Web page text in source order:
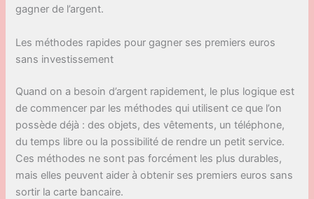
gagner de l’argent.
Les méthodes rapides pour gagner ses premiers euros
sans investissement
Quand on a besoin d’argent rapidement, le plus logique est
de commencer par les méthodes qui utilisent ce que l’on
possède déjà : des objets, des vêtements, un téléphone,
du temps libre ou la possibilité de rendre un petit service.
Ces méthodes ne sont pas forcément les plus durables,
mais elles peuvent aider à obtenir ses premiers euros sans
sortir la carte bancaire.